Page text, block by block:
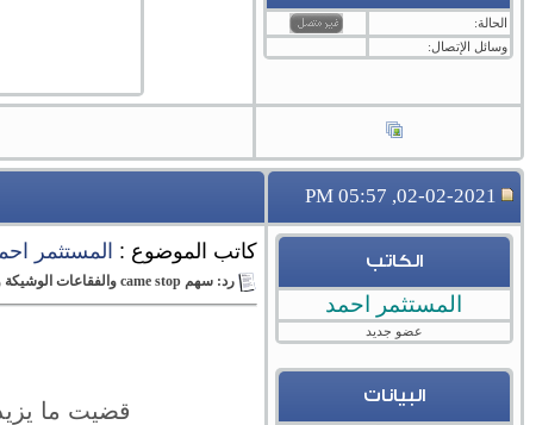
الحالة:
وسائل الإتصال:
02-02-2021, 05:57 PM
الكاتب
المستثمر احمد
عضو جديد
البيانات
كاتب الموضوع : المستثمر
رد: سهم came stop والفقاعات الوشيكة والانهيارات القادمة
قضيت ما